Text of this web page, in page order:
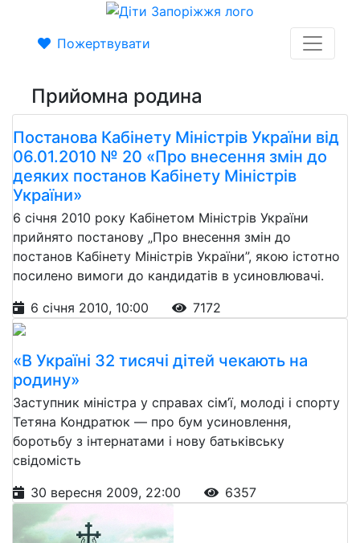
Пожертвувати
Прийомна родина
Постанова Кабінету Міністрів України від
06.01.2010 № 20 «Про внесення змін до
деяких постанов Кабінету Міністрів
України»
6 січня 2010 року Кабінетом Міністрів України
прийнято постанову „Про внесення змін до
постанов Кабінету Міністрів України”, якою істотно
посилено вимоги до кандидатів в усиновлювачі.
6 січня 2010, 10:00
7172
«В Україні 32 тисячі дітей чекають на
родину»
Заступник міністра у справах сім’ї, молоді і спорту
Тетяна Кондратюк — про бум усиновлення,
боротьбу з інтернатами і нову батьківську
свідомість
30 вересня 2009, 22:00
6357